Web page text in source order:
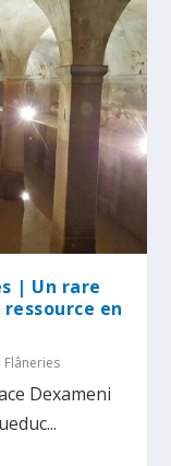
| Un rare
en
Flâneries
Dexameni